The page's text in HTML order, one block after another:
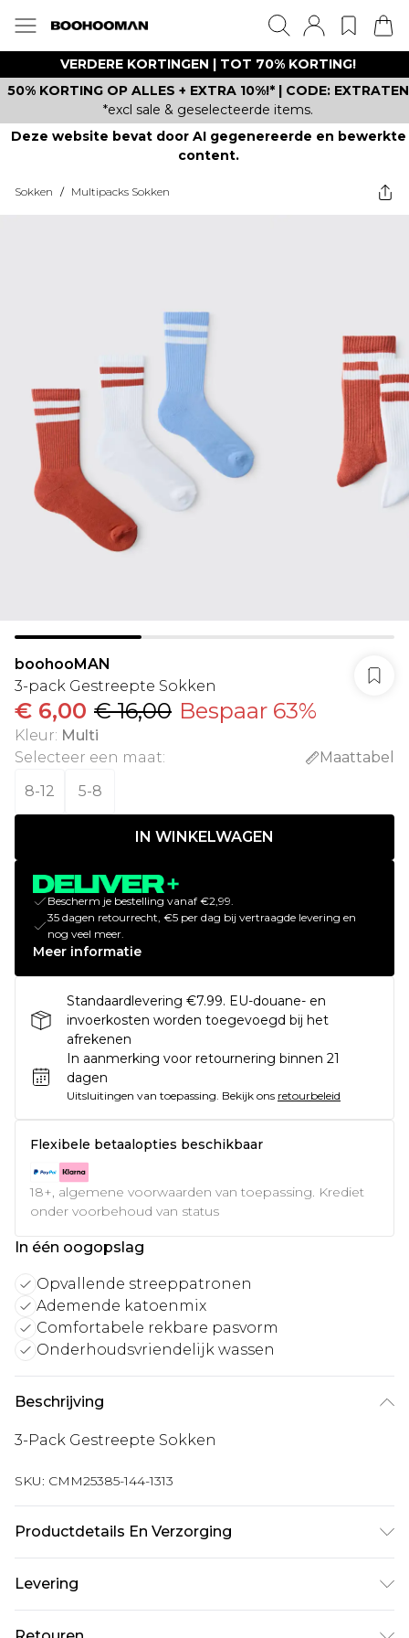
VERDERE KORTINGEN | TOT 70% KORTING!
50% KORTING OP ALLES + EXTRA 10%!* | CODE: EXTRATEN
*excl sale & geselecteerde items.
Deze website bevat door AI gegenereerde en bewerkte
content.
Sokken / Multipacks Sokken
boohooMAN
3-pack Gestreepte Sokken
€ 6,00 € 16,00 Bespaar 63%
Kleur: Multi
Selecteer een maat:
Maattabel
8-12
5-8
IN WINKELWAGEN
Bescherm je bestelling vanaf €2,99.
35 dagen retourrecht, €5 per dag bij vertraagde levering en
nog veel meer.
Meer informatie
Standaardlevering €7.99. EU-douane- en
invoerkosten worden toegevoegd bij het
afrekenen
In aanmerking voor retournering binnen 21
dagen
Uitsluitingen van toepassing. Bekijk ons retourbeleid
Flexibele betaalopties beschikbaar
18+, algemene voorwaarden van toepassing. Krediet
onder voorbehoud van status
In één oogopslag
Opvallende streeppatronen
Ademende katoenmix
Comfortabele rekbare pasvorm
Onderhoudsvriendelijk wassen
Beschrijving
3-Pack Gestreepte Sokken
SKU: CMM25385-144-1313
Productdetails En Verzorging
Elastaan/Spandex Machinewas op 30°C
Levering
Standaardlevering Nederland